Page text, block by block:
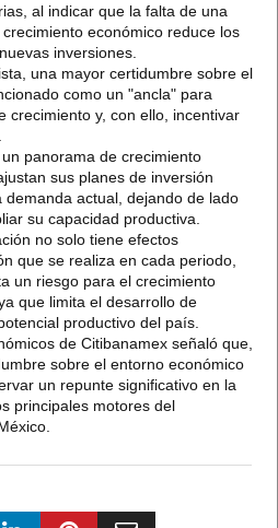
al indicar que la falta de una
económico reduce los
inversiones.
una mayor certidumbre sobre el
como un "ancla" para
crecimiento y, con ello, incentivar
panorama de crecimiento
sus planes de inversión
actual, dejando de lado
su capacidad productiva.
no solo tiene efectos
que se realiza en cada periodo,
un riesgo para el crecimiento
que limita el desarrollo de
productivo del país.
de Citibanamex señaló que,
sobre el entorno económico
un repunte significativo en la
principales motores del